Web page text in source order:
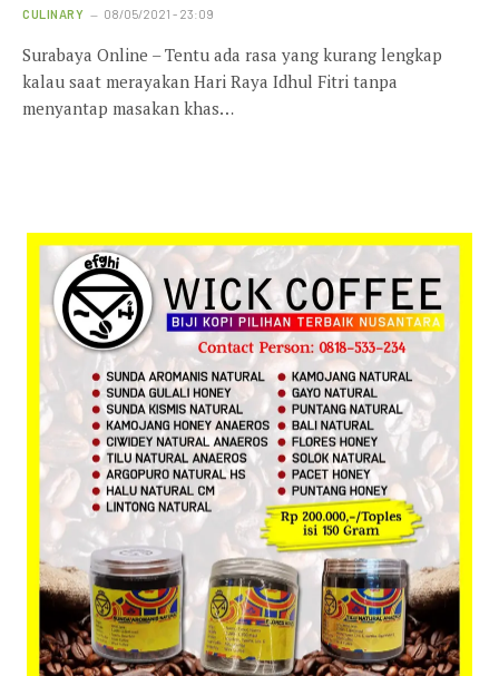
CULINARY 08/05/2021 - 23:09
Surabaya Online – Tentu ada rasa yang kurang lengkap
kalau saat merayakan Hari Raya Idhul Fitri tanpa
menyantap masakan khas…